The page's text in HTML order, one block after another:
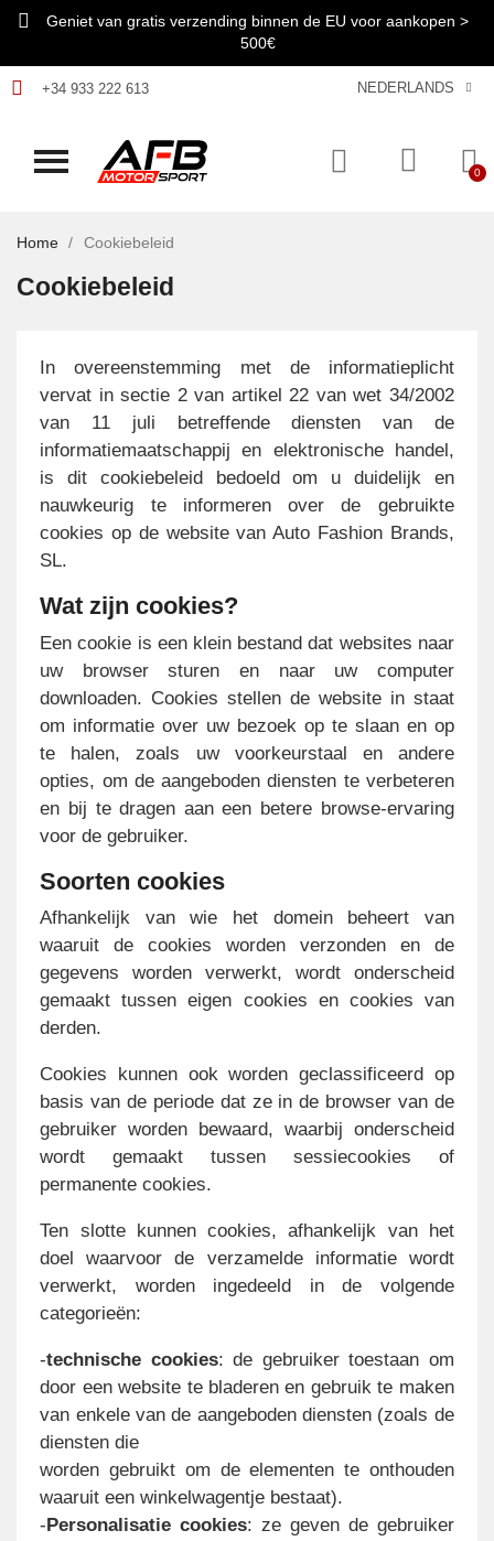
Geniet van gratis verzending binnen de EU voor aankopen >
500€
+34 933 222 613 NEDERLANDS
Home Cookiebeleid
Cookiebeleid
In overeenstemming met de informatieplicht
vervat in sectie 2 van artikel 22 van wet 34/2002
van 11 juli betreffende diensten van de
informatiemaatschappij en elektronische handel,
is dit cookiebeleid bedoeld om u duidelijk en
nauwkeurig te informeren over de gebruikte
cookies op de website van Auto Fashion Brands,
SL.
Wat zijn cookies?
Een cookie is een klein bestand dat websites naar
uw browser sturen en naar uw computer
downloaden. Cookies stellen de website in staat
om informatie over uw bezoek op te slaan en op
te halen, zoals uw voorkeurstaal en andere
opties, om de aangeboden diensten te verbeteren
en bij te dragen aan een betere browse-ervaring
voor de gebruiker.
Soorten cookies
Afhankelijk van wie het domein beheert van
waaruit de cookies worden verzonden en de
gegevens worden verwerkt, wordt onderscheid
gemaakt tussen eigen cookies en cookies van
derden.
Cookies kunnen ook worden geclassificeerd op
basis van de periode dat ze in de browser van de
gebruiker worden bewaard, waarbij onderscheid
wordt gemaakt tussen sessiecookies of
permanente cookies.
Ten slotte kunnen cookies, afhankelijk van het
doel waarvoor de verzamelde informatie wordt
verwerkt, worden ingedeeld in de volgende
categorieën:
-technische cookies: de gebruiker toestaan om
door een website te bladeren en gebruik te maken
van enkele van de aangeboden diensten (zoals de
diensten die
worden gebruikt om de elementen te onthouden
waaruit een winkelwagentje bestaat).
- Personalisatie cookies: ze geven de gebruiker